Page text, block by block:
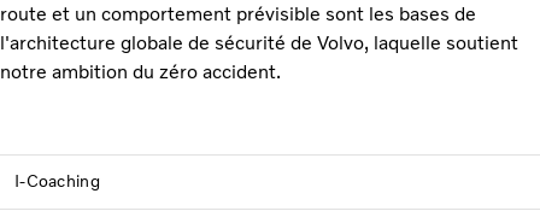
route et un comportement prévisible sont les bases de
l'architecture globale de sécurité de Volvo, laquelle soutient
notre ambition du zéro accident.
I-Coaching